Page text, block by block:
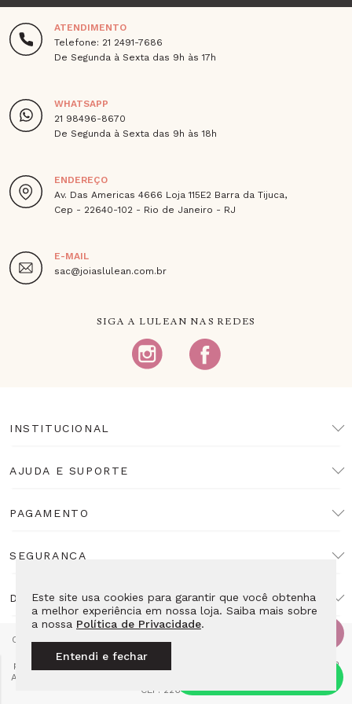
Este site usa cookies para garantir que você obtenha
a melhor experiência em nossa loja. Saiba mais sobre
a nossa Política de Privacidade.
Entendi e fechar
ATENDIMENTO
Telefone: 21 2491-7686
De Segunda à Sexta das 9h às 17h
WHATSAPP
21 98496-8670
De Segunda à Sexta das 9h às 18h
ENDEREÇO
Av. Das Americas 4666 Loja 115E2 Barra da Tijuca,
Cep - 22640-102 - Rio de Janeiro - RJ
E-MAIL
sac@joiaslulean.com.br
SIGA A LULEAN NAS REDES
INSTITUCIONAL
AJUDA E SUPORTE
PAGAMENTO
SEGURANÇA
DESENVOLVIMENTO
Copyright Lulean. Todos os direitos reservados. Proibida reprodução
total ou parcial. Preços e estoque sujeitos a alteração sem aviso
prévio. Razão Social: LL10 Relojoaria Ltda - CNPJ: 14.495.839/0001-52
Av das Americas 4666 Loja 115E2 - Barra da Tijuca Rio de Janeiro - RJ
CEP: 22640-102